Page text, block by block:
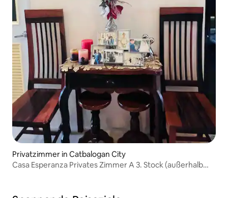
Privatzimmer in Catbalogan City
Casa Esperanza Privates Zimmer A 3. Stock (außerhalb